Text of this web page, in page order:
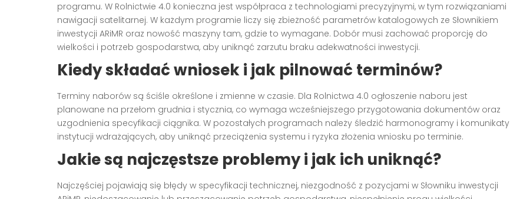
programu. W Rolnictwie 4.0 konieczna jest współpraca z technologiami precyzyjnymi, w tym rozwiązaniami
nawigacji satelitarnej. W każdym programie liczy się zbieżność parametrów katalogowych ze Słownikiem
inwestycji ARiMR oraz nowość maszyny tam, gdzie to wymagane. Dobór musi zachować proporcję do
wielkości i potrzeb gospodarstwa, aby uniknąć zarzutu braku adekwatności inwestycji.
Kiedy składać wniosek i jak pilnować terminów?
Terminy naborów są ściśle określone i zmienne w czasie. Dla Rolnictwa 4.0 ogłoszenie naboru jest
planowane na przełom grudnia i stycznia, co wymaga wcześniejszego przygotowania dokumentów oraz
uzgodnienia specyfikacji ciągnika. W pozostałych programach należy śledzić harmonogramy i komunikaty
instytucji wdrażających, aby uniknąć przeciążenia systemu i ryzyka złożenia wniosku po terminie.
Jakie są najczęstsze problemy i jak ich uniknąć?
Najczęściej pojawiają się błędy w specyfikacji technicznej, niezgodność z pozycjami w Słowniku inwestycji